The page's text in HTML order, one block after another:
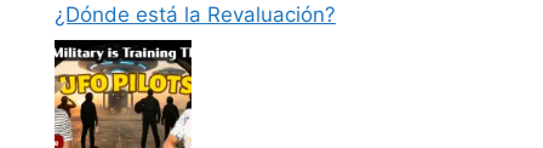
¿Dónde está la Revaluación?